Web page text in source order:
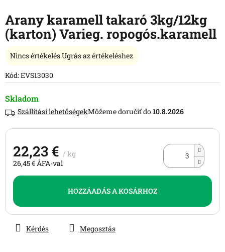
Arany karamell takaró 3kg/12kg
(karton) Varieg. ropogós.karamell
Kód:EVS13030
Skladom
10.8.2026
Szállítási lehetőségek
22,23 € / kg
26,45 € ÁFA-val
Egységár:
HOZZÁADÁS A KOSÁRHOZ
Kérdés Megosztás
A
átlagos
értékelése
5-
ből
0,0
Nincs értékelésUgrás az értékeléshez